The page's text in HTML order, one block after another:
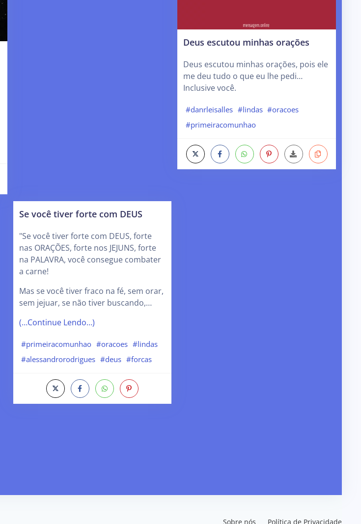
Se você tiver forte com DEUS
"Se você tiver forte com DEUS, forte
nas ORAÇÕES, forte nos JEJUNS, forte
na PALAVRA, você consegue combater
a carne!
Mas se você tiver fraco na fé, sem orar,
sem jejuar, se não tiver buscando,…
(…Continue Lendo…)
#primeiracomunhao #oracoes #lindas
#alessandrorodrigues #deus #forcas
Deus escutou minhas orações
Deus escutou minhas orações, pois ele
me deu tudo o que eu lhe pedi…
Inclusive você.
#danrleisalles #lindas #oracoes
#primeiracomunhao
Sobre nós Política de Privacidade